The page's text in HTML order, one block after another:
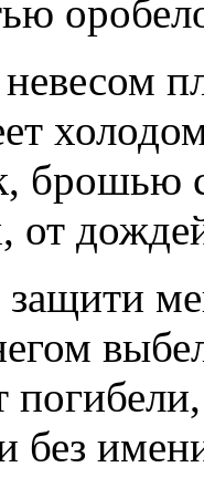
брошью
от
погибели,
без